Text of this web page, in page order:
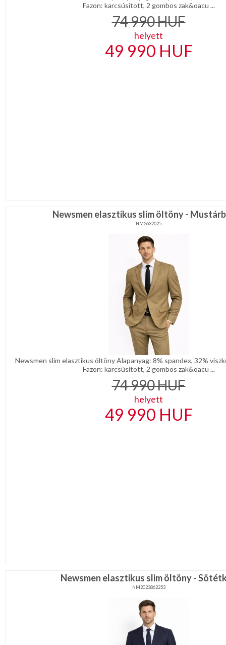
Fazon: karcsúsított, 2 gombos zak&oacu ...
74 990HUF
helyett
49 990 HUF
Newsmen elasztikus slim öltöny -
NM2632025
Newsmen slim elasztikus öltöny Alapanyag: 8% spandex, 32%
Fazon: karcsúsított, 2 gombos zak&oacu ...
74 990HUF
helyett
49 990 HUF
Newsmen elasztikus slim öltöny -
NM2023862253